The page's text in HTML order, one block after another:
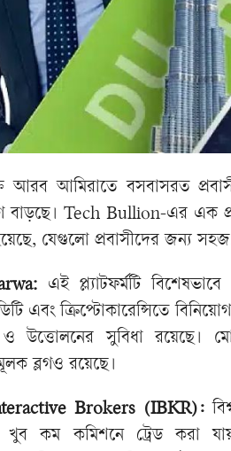
আরব আমিরাতে বসবাসরত
Tech Bullion-এর এক
যেগুলো প্রবাসীদের জন্য সহজ,
এই প্ল্যাটফর্মটি
এবং ক্রিপ্টোকারেন্সিতে
উত্তোলনের সুবিধা রয়েছে।
ব্লগও রয়েছে।
Brokers (IBKR):
খুব কম কমিশনে ট্রেড করা